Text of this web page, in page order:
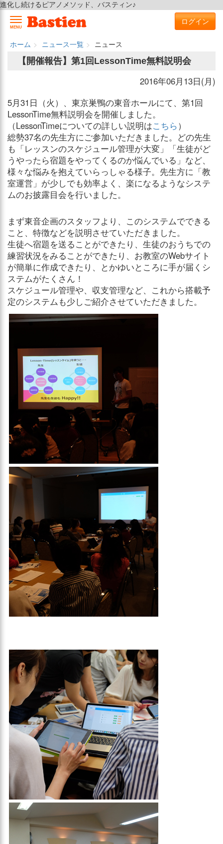
進化し続けるピアノメソッド、バスティン♪
MENU
ログイン
ホーム ニュース一覧
ニュース
【開催報告】第1回LessonTime無料説明会
2016年06月13日(月)
5月31日（火）、東京巣鴨の東音ホールにて、第1回
LessonTime無料説明会を開催しました。
（LessonTimeについての詳しい説明はこちら）
総勢37名の先生方にご参加いただきました。どの先生
も「レッスンのスケジュール管理が大変」「生徒がど
うやったら宿題をやってくるのか悩んでいる」など、
様々な悩みを抱えていらっしゃる様子。先生方に「教
室運営」が少しでも効率よく、楽になるようなシステ
ムのお披露目会を行いました。
まず東音企画のスタッフより、このシステムでできる
こと、特徴などを説明させていただきました。
生徒へ宿題を送ることができたり、生徒のおうちでの
練習状況をみることができたり、お教室のWebサイト
が簡単に作成できたり、とかゆいところに手が届くシ
ステムがたくさん！
スケジュール管理や、収支管理など、これから搭載予
定のシステムも少しご紹介させていただきました。